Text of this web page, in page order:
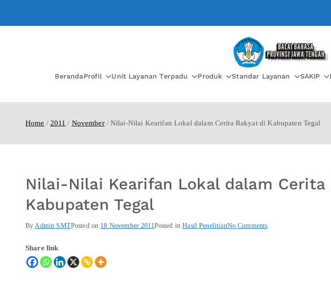
BerandaProfil Unit Layanan Terpadu Produk Standar Layanan SAKIP
Home 2011 November Nilai-Nilai Kearifan Lokal dalam Cerita Rakyat di Kabupaten Tegal
Nilai-Nilai Kearifan Lokal dalam Cerita
Kabupaten Tegal
ByAdmin SMTPosted on 18 November 2011Posted inHasil PenelitianNo Comments
Share link